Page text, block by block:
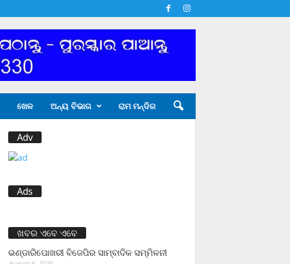
ଖେଳ ଅନ୍ୟ ବିଭାଗ ରାମ ମନ୍ଦିର
Adv
Ads
ଖବର ଏବେ ଏବେ
ଭଣ୍ଡାରିପୋଖରୀ ବିଜେପିର ସାମ୍ବାଦିକ ସମ୍ମିଳନୀ